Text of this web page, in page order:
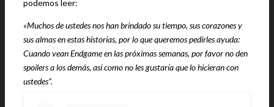
podemos leer:
«Muchos de ustedes nos han brindado su tiempo, sus corazones y
sus almas en estas historias, por lo que queremos pedirles ayuda:
Cuando vean Endgame en las próximas semanas, por favor no den
spoilers a los demás, así como no les gustaría que lo hicieran con
ustedes”.